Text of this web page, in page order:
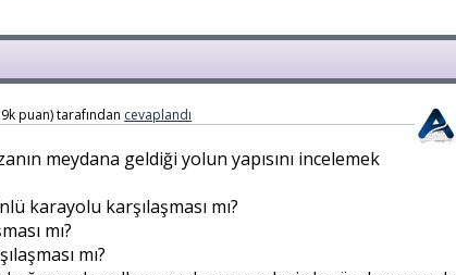
puan)tarafından cevaplandı
meydana geldiği yolun yapısını incelemek
karayolu karşılaşması mı?
mı?
mı?